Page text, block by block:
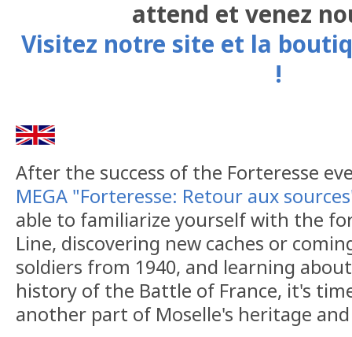
attend et venez
Visitez notre site et la
!
After the success of the Forteresse
MEGA "Forteresse: Retour aux
able to familiarize yourself with the
Line, discovering new caches or
soldiers from 1940, and learning
history of the Battle of France, it's
another part of Moselle's heritage